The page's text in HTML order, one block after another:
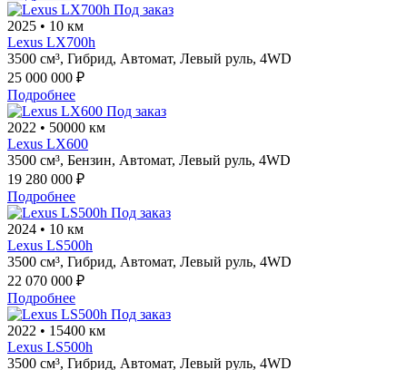
Под заказ
2025 • 10 км
Lexus LX700h
3500 см³, Гибрид, Автомат, Левый руль, 4WD
25 000 000 ₽
Подробнее
Под заказ
2022 • 50000 км
Lexus LX600
3500 см³, Бензин, Автомат, Левый руль, 4WD
19 280 000 ₽
Подробнее
Под заказ
2024 • 10 км
Lexus LS500h
3500 см³, Гибрид, Автомат, Левый руль, 4WD
22 070 000 ₽
Подробнее
Под заказ
2022 • 15400 км
Lexus LS500h
3500 см³, Гибрид, Автомат, Левый руль, 4WD